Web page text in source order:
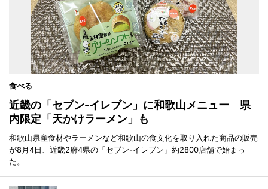
食べる
近畿の「セブン-イレブン」に和歌山メニュー 県
内限定「天かけラーメン」も
和歌山県産食材やラーメンなど和歌山の食文化を取り入れた商品の販売
が8月4日、近畿2府4県の「セブン-イレブン」約2800店舗で始まっ
た。